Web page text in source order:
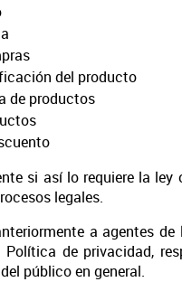
del producto
de productos
si así lo requiere la
legales.
a agentes
de privacidad,
público en general.